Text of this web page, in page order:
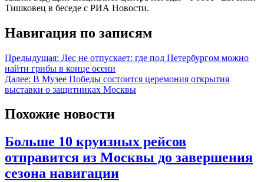
Тишковец в беседе с РИА Новости.
Навигация по записям
Предыдущая: Лес не отпускает: где под Петербургом можно
найти грибы в конце осени
Далее: В Музее Победы состоится церемония открытия
выставки о защитниках Москвы
Похожие новости
Больше 10 круизных рейсов
отправится из Москвы до завершения
сезона навигации